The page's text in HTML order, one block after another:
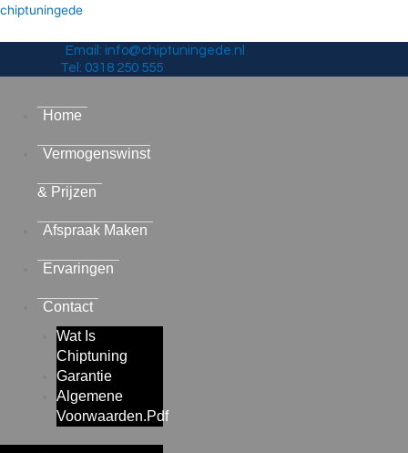
chiptuningede
Email: info@chiptuningede.nl
Tel: 0318 250 555
Home
Vermogenswinst
& Prijzen
Afspraak Maken
Ervaringen
Contact
Wat Is
Chiptuning
Garantie
Algemene
Voorwaarden.pdf